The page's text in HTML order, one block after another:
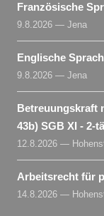
Französische
9.8.2026 — Jena
Englische
9.8.2026 — Jena
Betreuungskraft
43b) SGB XI - 2-
12.8.2026 —
Arbeitsrecht für
14.8.2026 —